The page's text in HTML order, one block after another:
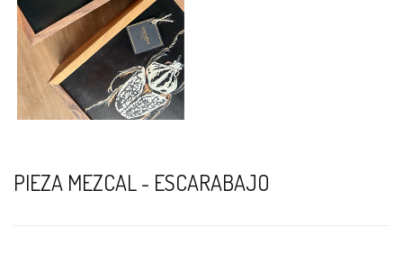
PIEZA MEZCAL - ESCARABAJO